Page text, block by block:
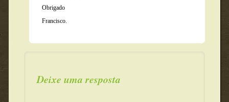
Obrigado
Francisco.
Deixe uma resposta